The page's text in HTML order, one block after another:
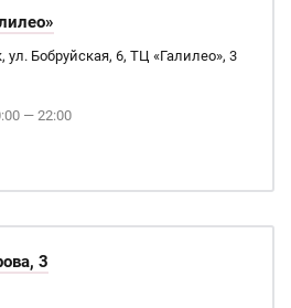
ул. Бобруйская, 6, ТЦ «Галилео», 3
— 22:00
3